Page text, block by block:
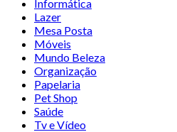
Informática
Lazer
Mesa Posta
Móveis
Mundo Beleza
Organização
Papelaria
Pet Shop
Saúde
Tv e Vídeo